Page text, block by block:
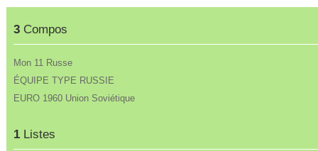
3Compos
Mon 11 Russe
ÉQUIPE TYPE RUSSIE
EURO 1960 Union Soviétique
1Listes